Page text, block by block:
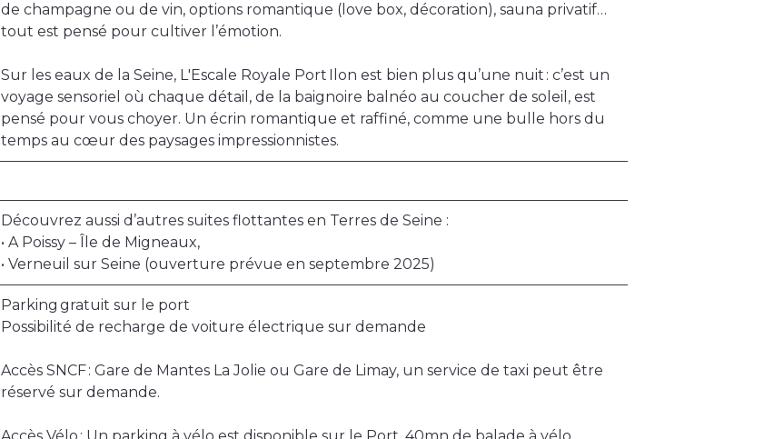
de champagne ou de vin, options romantique (love box, décoration), sauna privatif…
tout est pensé pour cultiver l’émotion.
Sur les eaux de la Seine, L'Escale Royale Port Ilon est bien plus qu’une nuit : c’est un
voyage sensoriel où chaque détail, de la baignoire balnéo au coucher de soleil, est
pensé pour vous choyer. Un écrin romantique et raffiné, comme une bulle hors du
temps au cœur des paysages impressionnistes.
Découvrez aussi d’autres suites flottantes en Terres de Seine :
• A Poissy – Île de Migneaux,
• Verneuil sur Seine (ouverture prévue en septembre 2025)
Parking gratuit sur le port
Possibilité de recharge de voiture électrique sur demande
Accès SNCF : Gare de Mantes La Jolie ou Gare de Limay, un service de taxi peut être
réservé sur demande.